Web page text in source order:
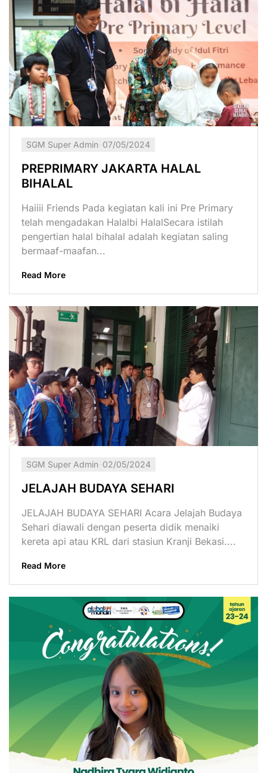
SGM Super Admin 07/05/2024
PREPRIMARY JAKARTA HALAL
BIHALAL
Haiiii Friends Pada kegiatan kali ini Pre Primary
telah mengadakan Halalbi HalalSecara istilah
pengertian halal bihalal adalah kegiatan saling
bermaaf-maafan...
Read More
SGM Super Admin 02/05/2024
JELAJAH BUDAYA SEHARI
JELAJAH BUDAYA SEHARI Acara Jelajah Budaya
Sehari diawali dengan peserta didik menaiki
kereta api atau KRL dari stasiun Kranji Bekasi....
Read More